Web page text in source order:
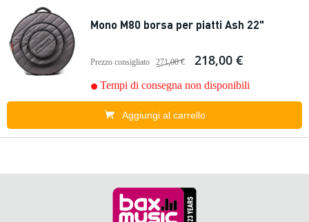
Mono M80 borsa per piatti Ash 22"
Prezzo consigliato 271,00 € 218,00 €
Tempi di consegna non disponibili
Aggiungi al carrello